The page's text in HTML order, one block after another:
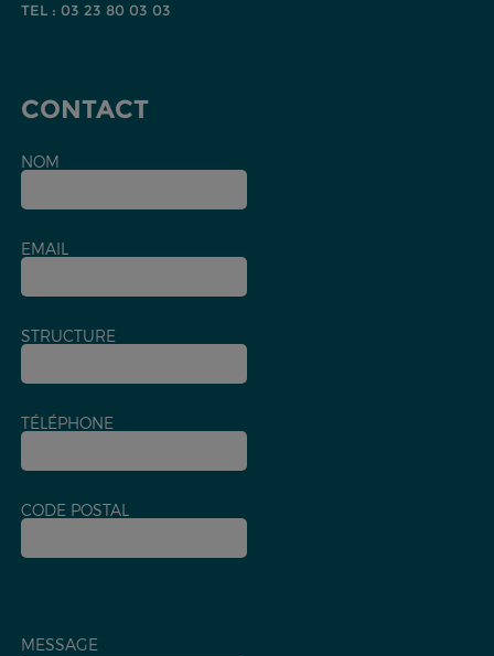
TEL : 03 23 80 03 03
CONTACT
NOM
EMAIL
STRUCTURE
TÉLÉPHONE
CODE POSTAL
MESSAGE